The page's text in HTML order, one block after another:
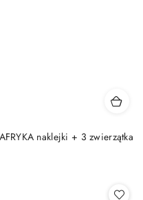
naklejki + 3 zwierzątka